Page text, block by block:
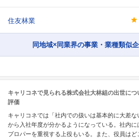
住友林業
同地域×同業界の事業・業種類似
キャリコネで見られる株式会社大林組の出世に
評価
キャリコネでは「社内での扱いは基本的に大差
から入社年度が分かるようになっている。社内に
プロパーを重視する上役もいる。また、役員はど